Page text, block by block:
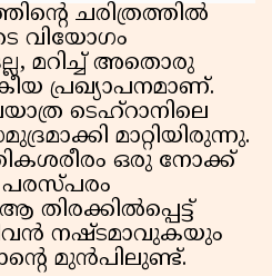
ചരിത്രത്തിൽ
വിയോഗം
മറിച്ച് അതൊരു
പ്രഖ്യാപനമാണ്.
ടെഹ്റാനിലെ
മാറ്റിയിരുന്നു.
ഒരു നോക്ക്
നഷ്ടമാവുകയും
മുൻപിലുണ്ട്.